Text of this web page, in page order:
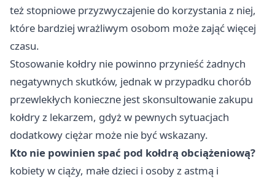
też stopniowe przyzwyczajenie do korzystania z niej,
które bardziej wrażliwym osobom może zająć więcej
czasu.
Stosowanie kołdry nie powinno przynieść żadnych
negatywnych skutków, jednak w przypadku chorób
przewlekłych konieczne jest skonsultowanie zakupu
kołdry z lekarzem, gdyż w pewnych sytuacjach
dodatkowy ciężar może nie być wskazany.
Kto nie powinien spać pod kołdrą obciążeniową?
kobiety w ciąży, małe dzieci i osoby z astmą i